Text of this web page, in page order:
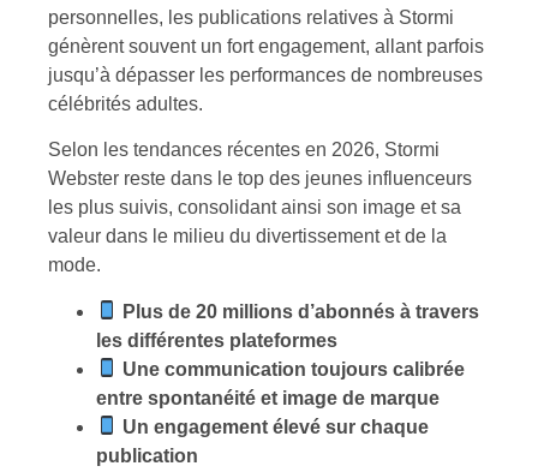
personnelles, les publications relatives à Stormi
génèrent souvent un fort engagement, allant parfois
jusqu’à dépasser les performances de nombreuses
célébrités adultes.
Selon les tendances récentes en 2026, Stormi
Webster reste dans le top des jeunes influenceurs
les plus suivis, consolidant ainsi son image et sa
valeur dans le milieu du divertissement et de la
mode.
Plus de 20 millions d’abonnés à travers
les différentes plateformes
Une communication toujours calibrée
entre spontanéité et image de marque
Un engagement élevé sur chaque
publication